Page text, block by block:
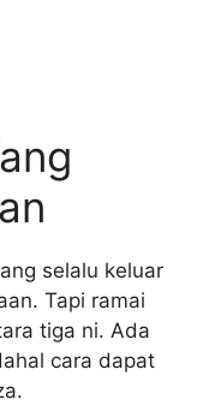
selalu keluar
Tapi ramai
tiga ni. Ada
cara dapat